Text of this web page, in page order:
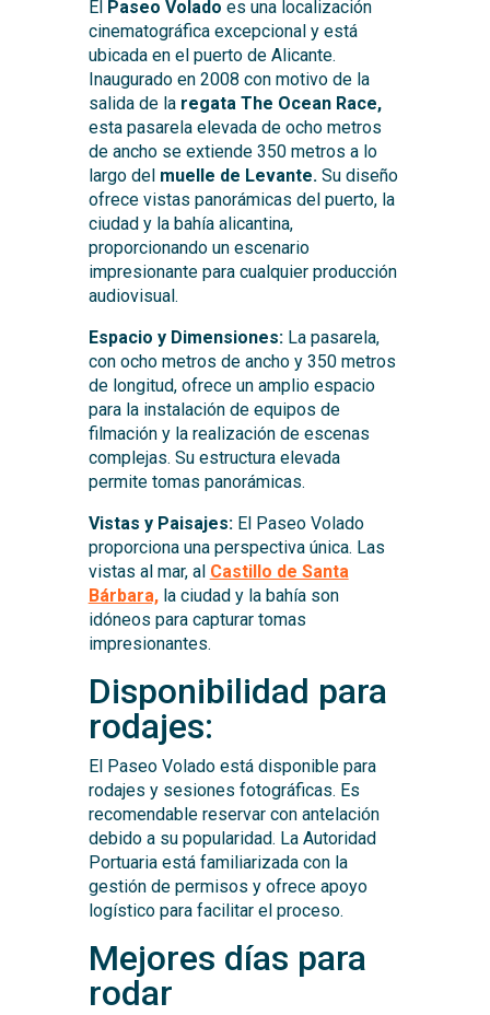
El Paseo Volado es una localización
cinematográfica excepcional y está
ubicada en el puerto de Alicante.
Inaugurado en 2008 con motivo de la
salida de laregata The Ocean Race,
esta pasarela elevada de ocho metros
de ancho se extiende 350 metros a lo
largo del muelle de Levante.Su diseño
ofrece vistas panorámicas del puerto, la
ciudad y la bahía alicantina,
proporcionando un escenario
impresionante para cualquier producción
audiovisual.
Espacio y Dimensiones:La pasarela,
con ocho metros de ancho y 350 metros
de longitud, ofrece un amplio espacio
para la instalación de equipos de
filmación y la realización de escenas
complejas. Su estructura elevada
permite tomas panorámicas.
Vistas y Paisajes:El Paseo Volado
proporciona una perspectiva única. Las
vistas al mar, al Castillo de Santa
Bárbara,la ciudad y la bahía son
idóneos para capturar tomas
impresionantes.
Disponibilidad para
rodajes:
El Paseo Volado está disponible para
rodajes y sesiones fotográficas. Es
recomendable reservar con antelación
debido a su popularidad. La Autoridad
Portuaria está familiarizada con la
gestión de permisos y ofrece apoyo
logístico para facilitar el proceso.
Mejores días para
rodar